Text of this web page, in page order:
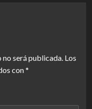
será publicada. Los
con*